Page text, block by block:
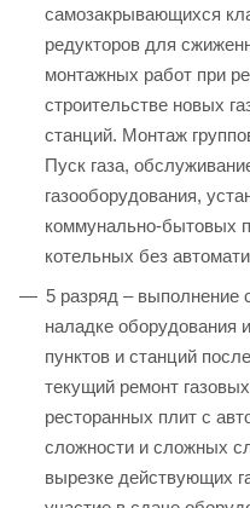
самозакрывающихся
редукторов для
монтажных работ при
строительстве новых
станций. Монтаж
Пуск газа,
газооборудования,
коммунально-бытовых
котельных без
5 разряд – выполнение
наладке оборудования
пунктов и станций
текущий ремонт
ресторанных плит с
сложности и сложных
вырезке действующих